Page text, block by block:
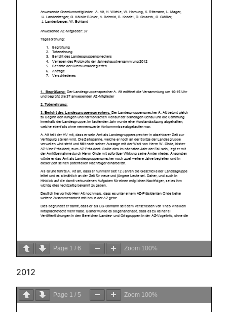
Page 1 / 6 Zoom 100%
2012
Page 1 / 5 Zoom 100%